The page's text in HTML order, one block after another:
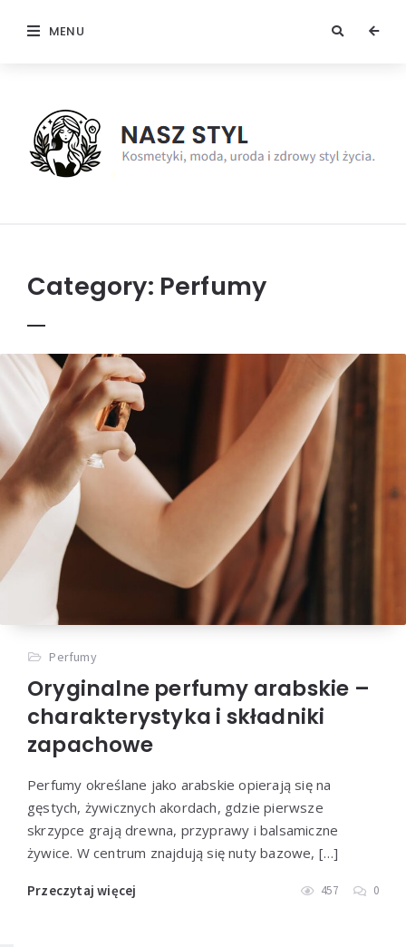
MENU
Category: Perfumy
Perfumy
Oryginalne perfumy arabskie –
charakterystyka i składniki
zapachowe
Perfumy określane jako arabskie opierają się na
gęstych, żywicznych akordach, gdzie pierwsze
skrzypce grają drewna, przyprawy i balsamiczne
żywice. W centrum znajdują się nuty bazowe, […]
Przeczytaj więcej 457 0